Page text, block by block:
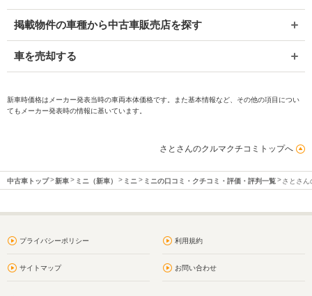
掲載物件の車種から中古車販売店を探す
車を売却する
新車時価格はメーカー発表当時の車両本体価格です。また基本情報など、その他の項目につい
てもメーカー発表時の情報に基いています。
さとさんのクルマクチコミトップへ
中古車トップ 新車 ミニ（新車） ミニ ミニの口コミ・クチコミ・評価・評判一覧 さとさん
プライバシーポリシー 利用規約
サイトマップ お問い合わせ